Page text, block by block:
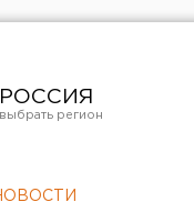
РОССИЯ
Челябинск